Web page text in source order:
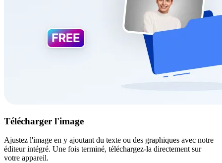
Télécharger l'image
Ajustez l'image en y ajoutant du texte ou des graphiques avec notre
éditeur intégré. Une fois terminé, téléchargez-la directement sur
votre appareil.